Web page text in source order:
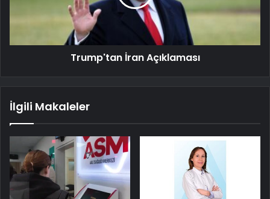
Trump'tan İran Açıklaması
İlgili Makaleler